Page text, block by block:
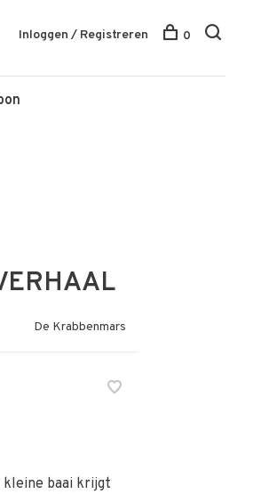
Inloggen / Registreren 0
De Krabbenmars
kleine baai krijgt